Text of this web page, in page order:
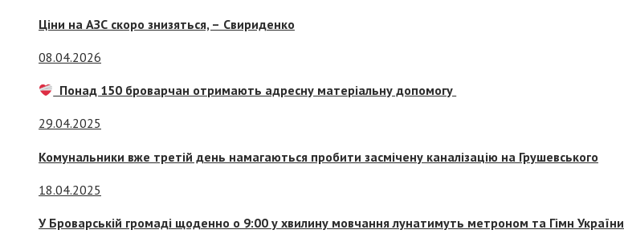
Ціни на АЗС скоро знизяться, – Свириденко
08.04.2026
Понад 150 броварчан отримають адресну матеріальну допомогу
29.04.2025
Комунальники вже третій день намагаються пробити засмічену каналізацію на Грушевського
18.04.2025
У Броварській громаді щоденно о 9:00 у хвилину мовчання лунатимуть метроном та Гімн України